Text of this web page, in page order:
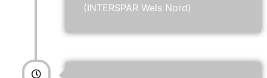
(INTERSPAR Wels Nord)